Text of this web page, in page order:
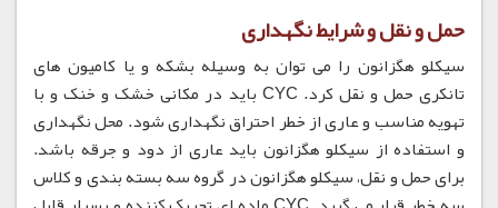
حمل و نقل و شرایط نگهداری
سیکلو هگزانون را می توان به وسیله بشکه و یا کامیون های
تانکری حمل و نقل کرد. CYC باید در مکانی خشک و خنک و با
تهویه مناسب و عاری از خطر احتراق نگهداری شود. محل نگهداری
و استفاده از سیکلو هگزانون باید عاری از دود و جرقه باشد.
برای حمل و نقل، سیکلو هگزانون در گروه سه بسته بندی و کلاس